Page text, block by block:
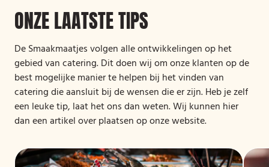
ONZE LAATSTE TIPS
De Smaakmaatjes volgen alle ontwikkelingen op het
gebied van catering. Dit doen wij om onze klanten op de
best mogelijke manier te helpen bij het vinden van
catering die aansluit bij de wensen die er zijn. Heb je zelf
een leuke tip, laat het ons dan weten. Wij kunnen hier
dan een artikel over plaatsen op onze website.